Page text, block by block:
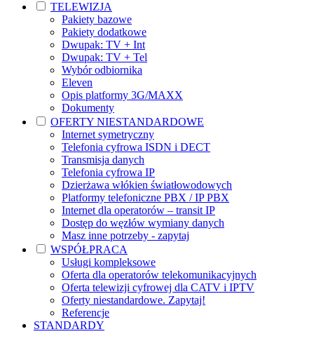
TELEWIZJA
Pakiety bazowe
Pakiety dodatkowe
Dwupak: TV + Int
Dwupak: TV + Tel
Wybór odbiornika
Eleven
Opis platformy 3G/MAXX
Dokumenty
OFERTY NIESTANDARDOWE
Internet symetryczny
Telefonia cyfrowa ISDN i DECT
Transmisja danych
Telefonia cyfrowa IP
Dzierżawa włókien światłowodowych
Platformy telefoniczne PBX / IP PBX
Internet dla operatorów – transit IP
Dostęp do węzłów wymiany danych
Masz inne potrzeby - zapytaj
WSPÓŁPRACA
Usługi kompleksowe
Oferta dla operatorów telekomunikacyjnych
Oferta telewizji cyfrowej dla CATV i IPTV
Oferty niestandardowe. Zapytaj!
Referencje
STANDARDY